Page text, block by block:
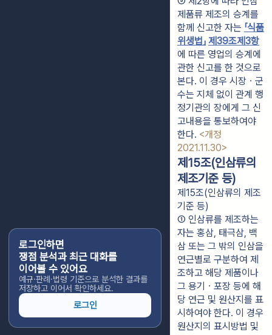
로그인하면
쟁점 분석과 최근 대화를
이어볼 수 있어요
예규·판례·법령 기준으로 분석한 결과를
저장하고 이어서 확인하세요.
로그인
제품류 제조의 승계를
함께 신고한 자는 「식품
위생법」 제39조제3항
에 따른 영업의 승계에
관한 신고를 한 것으로
본다. 이 경우 시장ㆍ군
수는 지체 없이 관계 행
정기관의 장에게 그 신
고내용을 통보하여야
한다. <개정
2021.11.30>
제15조(인삼류의
제조기준 등)
제15조(인삼류의 제조
기준 등)
① 인삼류를 제조하는
자는 홍삼, 태극삼, 백
삼 또는 그 밖의 인삼을
연근별로 구분하여 제
조하고 해당 제품이나
그 용기ㆍ포장 등에 해
당 연근 및 원산지를 표
시하여야 한다. 이 경우
원산지의 표시방법 및